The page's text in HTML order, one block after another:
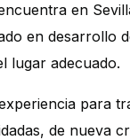
en
en desarrollo
lugar adecuado.
para
de nueva